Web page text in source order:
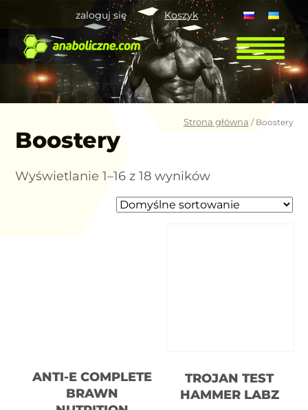
Koszyk
zaloguj się
Strona główna / Boostery
Boostery
Wyświetlanie 1–16 z 18 wyników
ANTI-E COMPLETE
BRAWN
TROJAN TEST
HAMMER LABZ